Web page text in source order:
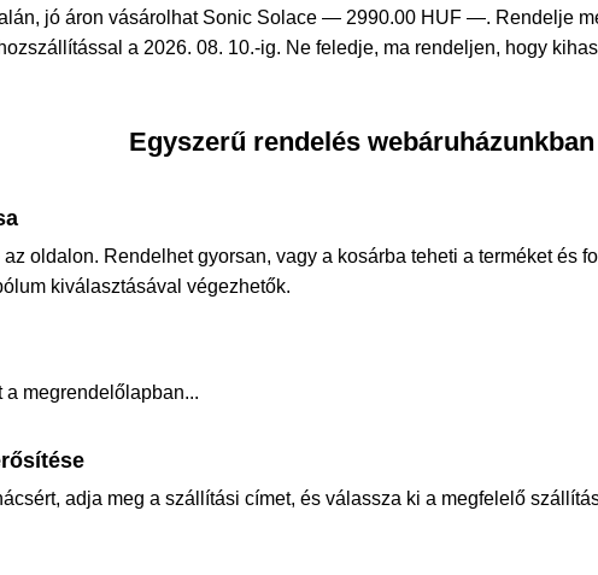
jó áron vásárolhat Sonic Solace — 2990.00 HUF —. Rendelje
a 2026. 08. 10.-ig. Ne feledje, ma rendeljen, hogy
Egyszerű rendelés webáruházunkban
oldalon. Rendelhet gyorsan, vagy a kosárba teheti a terméket és
kiválasztásával végezhetők.
megrendelőlapban...
adja meg a szállítási címet, és válassza ki a megfelelő